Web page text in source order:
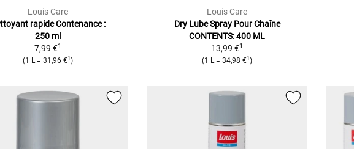
Louis Care
rapideContenance :
250 ml
7,99 €1
(1 L= 31,96 €1 )
Louis Care
Dry Lube Spray Pour Chaîne
CONTENTS: 400 ML
13,99 €1
(1 L=34,98 €1)